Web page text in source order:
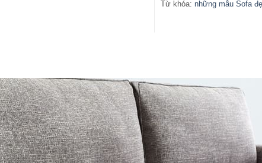
Từ khóa: những mẫu Sofa